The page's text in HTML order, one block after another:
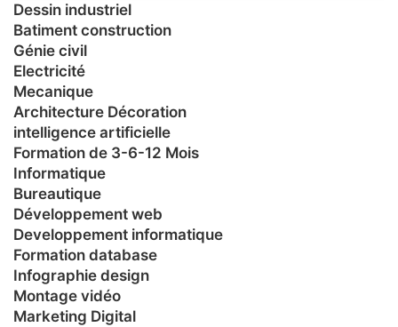
Dessin industriel
Batiment construction
Génie civil
Electricité
Mecanique
Architecture Décoration
intelligence artificielle
Formation de 3-6-12 Mois
Informatique
Bureautique
Développement web
Developpement informatique
Formation database
Infographie design
Montage vidéo
Marketing Digital